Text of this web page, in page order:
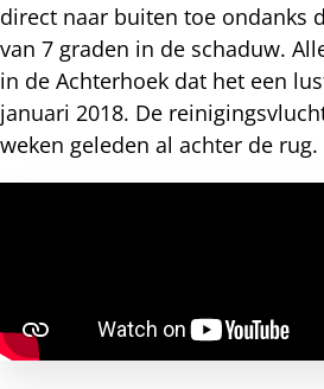
direct naar buiten toe ondanks
van 7 graden in de schaduw.
in de Achterhoek dat het een
januari 2018. De
weken geleden al achter de rug.